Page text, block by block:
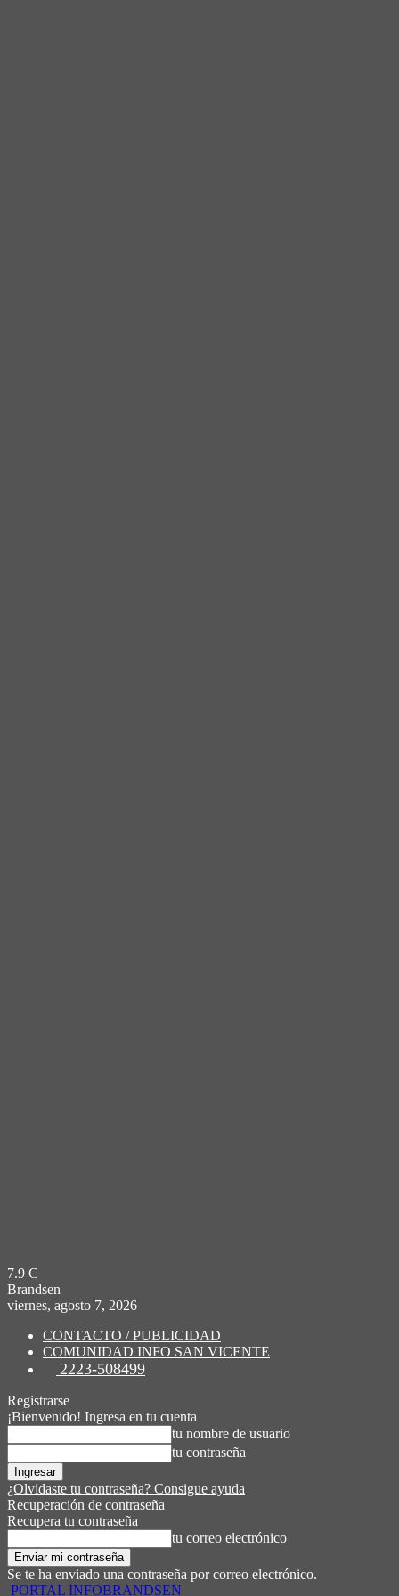
7.9 C
Brandsen
viernes, agosto 7, 2026
CONTACTO / PUBLICIDAD
COMUNIDAD INFO SAN VICENTE
2223-508499
Registrarse
¡Bienvenido! Ingresa en tu cuenta
tu nombre de usuario
tu contraseña
¿Olvidaste tu contraseña? Consigue ayuda
Recuperación de contraseña
Recupera tu contraseña
tu correo electrónico
Se te ha enviado una contraseña por correo electrónico.
PORTAL INFOBRANDSEN